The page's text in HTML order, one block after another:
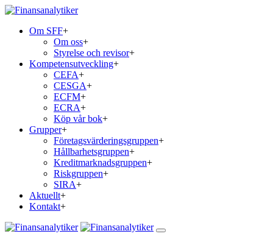
Om SFF+
Om oss+
Styrelse och revisor+
Kompetensutveckling+
CEFA+
CESGA+
ECFM+
ECRA+
Köp vår bok+
Grupper+
Företagsvärderingsgruppen+
Hållbarhetsgruppen+
Kreditmarknadsgruppen+
Riskgruppen+
SIRA+
Aktuellt+
Kontakt+